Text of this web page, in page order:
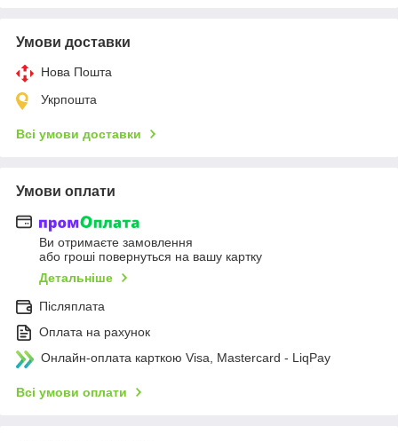
Умови доставки
Нова Пошта
Укрпошта
Всі умови доставки
Умови оплати
Ви отримаєте замовлення
або гроші повернуться на вашу картку
Детальніше
Післяплата
Оплата на рахунок
Онлайн-оплата карткою Visa, Mastercard - LiqPay
Всі умови оплати